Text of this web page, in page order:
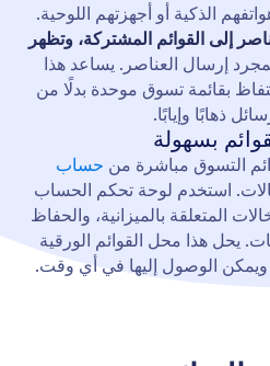
الذكية أو أجهزتهم اللوحية.
إلى القوائم المشتركة، وتظهر
إرسال العناصر. يساعد هذا
بقائمة تسوق موحدة بدلًا من
ذهابًا وإيابًا.
بسهولة
التسوق مباشرة من حساب
استخدم لوحة تحكم الحساب
المتعلقة بالميزانية، والحفاظ
يحل هذا محل القوائم الورقية
ويمكن الوصول إليها في أي وقت.